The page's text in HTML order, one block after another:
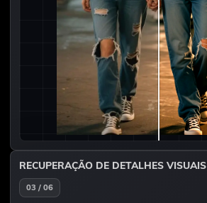
RECUPERAÇÃO DE DETALHES VISUAIS
03 / 06